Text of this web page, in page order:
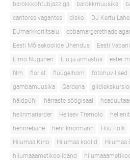
barokkkohtubjazziga
barokkmuusika
cantores vagantes
disko DJ Kertu
DJmarkkoriitsalu
Eesti Mõisakoolide Ühendus
Eesti
Elmo Nüganen
Elu ja armastus ester
film
florist flüügelhorn fotohuvilised
gambamuusika
Gardena
häidpühi
härraste söögisaal
helinmariarder
Helisev Tremolo
hennrebane
henriknormann Hiiu Folk
Hiiumaa Kino
Hiiumaa koolid Hiiumaa
hiiumaaametikoolibänd